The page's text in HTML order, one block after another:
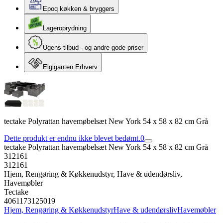
Epoq køkken & bryggers
Lageroprydning
Ugens tilbud - og andre gode priser
Elgiganten Erhverv
tectake Polyrattan havemøbelsæt New York 54 x 58 x 82 cm Grå
Dette produkt er endnu ikke blevet bedømt.0
tectake Polyrattan havemøbelsæt New York 54 x 58 x 82 cm Grå
312161
312161
Hjem, Rengøring & Køkkenudstyr, Have & udendørsliv,
Havemøbler
Tectake
4061173125019
Hjem, Rengøring & KøkkenudstyrHave & udendørslivHavemøbler